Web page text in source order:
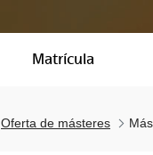
Matrícula
Oferta de másteres